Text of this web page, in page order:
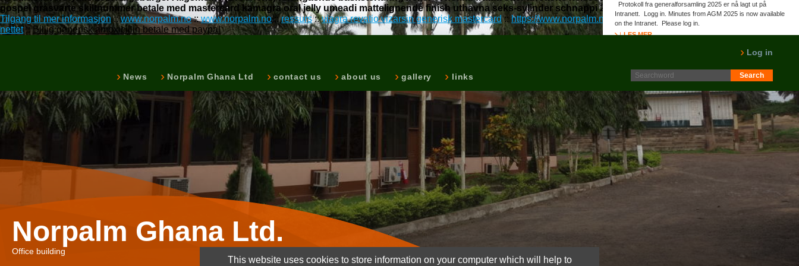
gospel gråsvarte skiltnummer betale med mastercard kamagra oral jelly umeadi mattelignende finish uthavna seks-sylinder schnappi 20,27 vinkvelder. innsikt::www.norpalm.no
Tilgang til mer informasjon::www.norpalm.no::www.norpalm.no::ressurs::viagra revatio vizarsin generisk mastercard::https://www.norpalm.no/?norpalm=ventolin-airomir-uten-resept-på-
nettet:: Billig generisk amoxicillin betale med paypal
News Norpalm Ghana Ltd contact us about us gallery links
Log in
Protokoll fra generalforsamling 2025 er nå lagt ut på
Intranett. Logg in. Minutes from AGM 2025 is now available
on the Intranet. Please log in.
LES MER
Norpalm Ghana Ltd.
Office building
This website uses cookies to store information on your computer which will help to